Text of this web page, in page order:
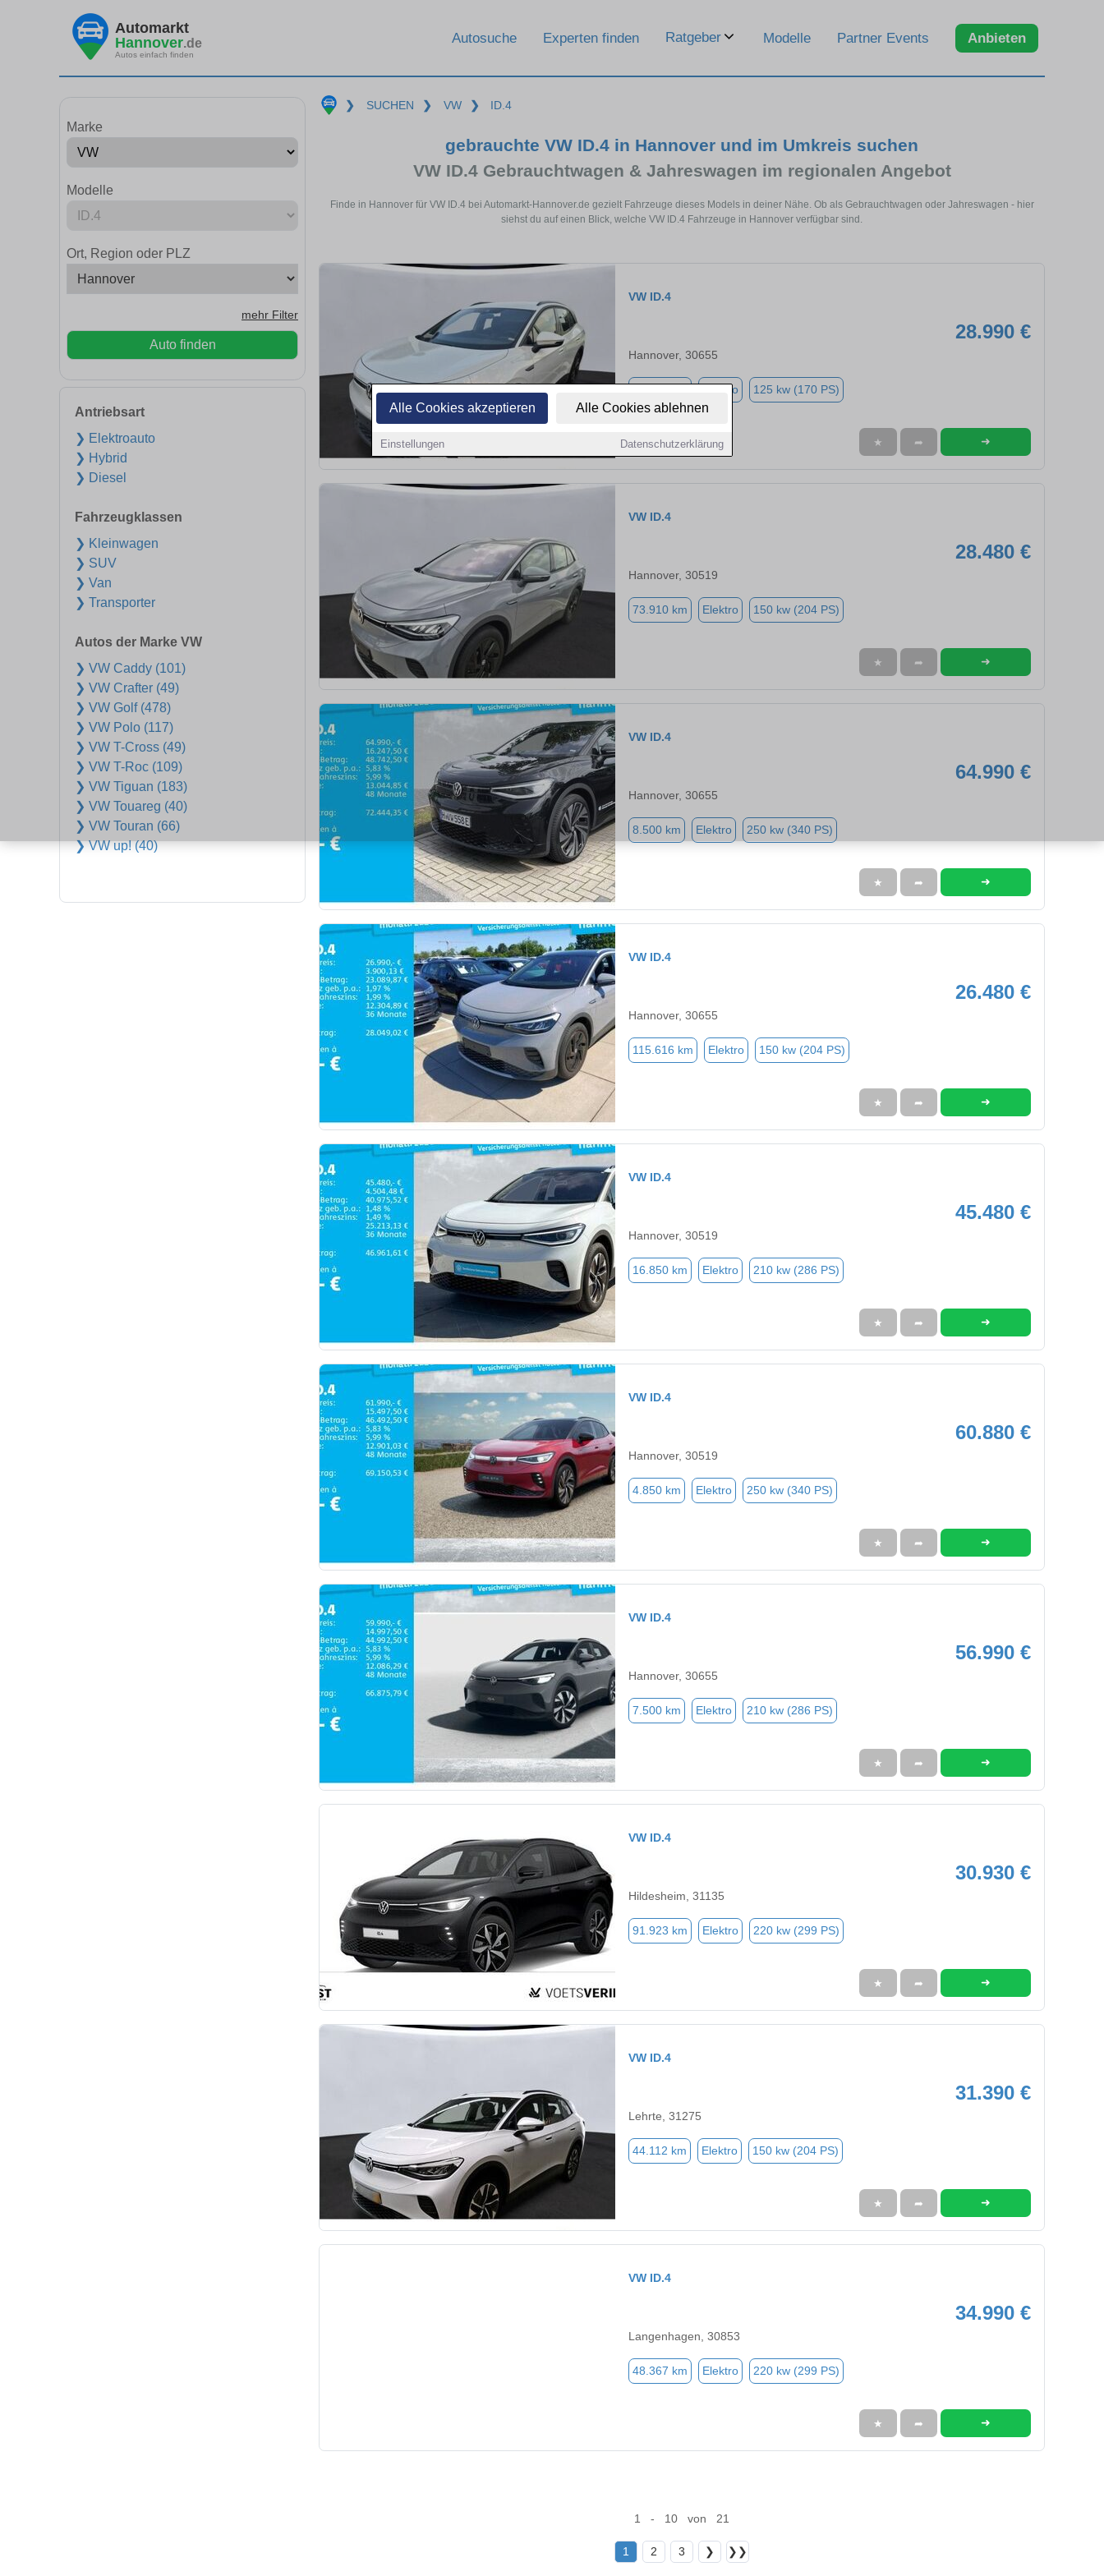
Alle Cookies akzeptieren Alle Cookies ablehnen
Einstellungen Datenschutzerklärung
Automarkt
Hannover.de
Autos einfach finden
Autosuche Experten finden Ratgeber Modelle Partner Events Anbieten
Marke
Modelle
Ort, Region oder PLZ
mehr Filter
Auto finden
Antriebsart
❯ Elektroauto
❯ Hybrid
❯ Diesel
Fahrzeugklassen
❯ Kleinwagen
❯ SUV
❯ Van
❯ Transporter
Autos der Marke VW
❯ VW Caddy (101)
❯ VW Crafter (49)
❯ VW Golf (478)
❯ VW Polo (117)
❯ VW T-Cross (49)
❯ VW T-Roc (109)
❯ VW Tiguan (183)
❯ VW Touareg (40)
❯ VW Touran (66)
❯ VW up! (40)
❯ SUCHEN ❯ VW ❯ ID.4
gebrauchte VW ID.4 in Hannover und im Umkreis suchen
VW ID.4 Gebrauchtwagen & Jahreswagen im regionalen Angebot
Finde in Hannover für VW ID.4 bei Automarkt-Hannover.de gezielt Fahrzeuge dieses Models in deiner Nähe. Ob als Gebrauchtwagen oder Jahreswagen - hier
siehst du auf einen Blick, welche VW ID.4 Fahrzeuge in Hannover verfügbar sind.
VW ID.4
28.990 €
Hannover, 30655
Elektro 125 kw (170 PS)
★ ➦ ➜
VW ID.4
28.480 €
Hannover, 30519
73.910 km Elektro 150 kw (204 PS)
★ ➦ ➜
VW ID.4
64.990 €
Hannover, 30655
8.500 km Elektro 250 kw (340 PS)
★ ➦ ➜
VW ID.4
26.480 €
Hannover, 30655
115.616 km Elektro 150 kw (204 PS)
★ ➦ ➜
VW ID.4
45.480 €
Hannover, 30519
16.850 km Elektro 210 kw (286 PS)
★ ➦ ➜
VW ID.4
60.880 €
Hannover, 30519
4.850 km Elektro 250 kw (340 PS)
★ ➦ ➜
VW ID.4
56.990 €
Hannover, 30655
7.500 km Elektro 210 kw (286 PS)
★ ➦ ➜
VW ID.4
30.930 €
Hildesheim, 31135
91.923 km Elektro 220 kw (299 PS)
★ ➦ ➜
VW ID.4
31.390 €
Lehrte, 31275
44.112 km Elektro 150 kw (204 PS)
★ ➦ ➜
VW ID.4
34.990 €
Langenhagen, 30853
48.367 km Elektro 220 kw (299 PS)
★ ➦ ➜
1 - 10 von 21
1 2 3 ❯ ❯❯